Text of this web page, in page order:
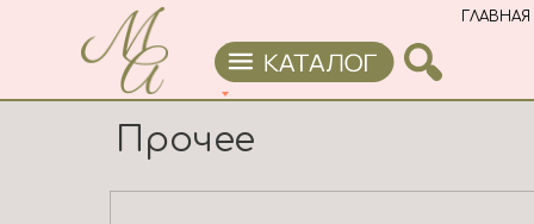
ГЛАВНАЯ
Прочее